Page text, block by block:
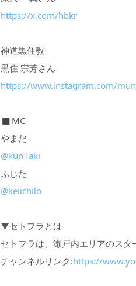
https://x.com/hbkr
神道黒住教
黒住 宗芳さん
https://www.instagram.com/
◼︎MC
やまだ
@kun1aki
ふじた
@keiichilo
▼セトフラとは
セトフラは、瀬戸内エリアのス
チャンネルリンク:https://